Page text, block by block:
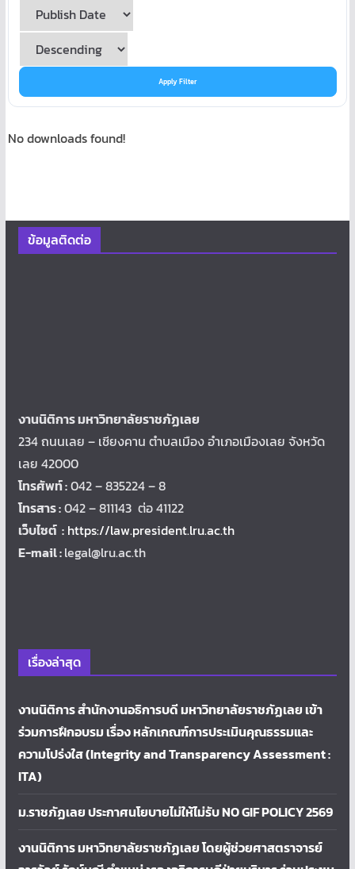
Apply Filter
No downloads found!
ข้อมูลติดต่อ
งานนิติการ มหาวิทยาลัยราชภัฏเลย
234 ถนนเลย – เชียงคาน ตำบลเมือง อำเภอเมืองเลย จังหวัด
เลย 42000
โทรศัพท์ :042 – 835224 – 8
โทรสาร :042 – 811143 ต่อ 41122
เว็บไซต์ : https://law.president.lru.ac.th
E-mail :legal@lru.ac.th
เรื่องล่าสุด
งานนิติการ สำนักงานอธิการบดี มหาวิทยาลัยราชภัฏเลย เข้า
ร่วมการฝึกอบรม เรื่อง หลักเกณฑ์การประเมินคุณธรรมและ
ความโปร่งใส (Integrity and Transparency Assessment :
ITA)
ม.ราชภัฏเลย ประกาศนโยบายไม่ให้ไม่รับ NO GIF POLICY 2569
งานนิติการ มหาวิทยาลัยราชภัฏเลย โดยผู้ช่วยศาสตราจารย์